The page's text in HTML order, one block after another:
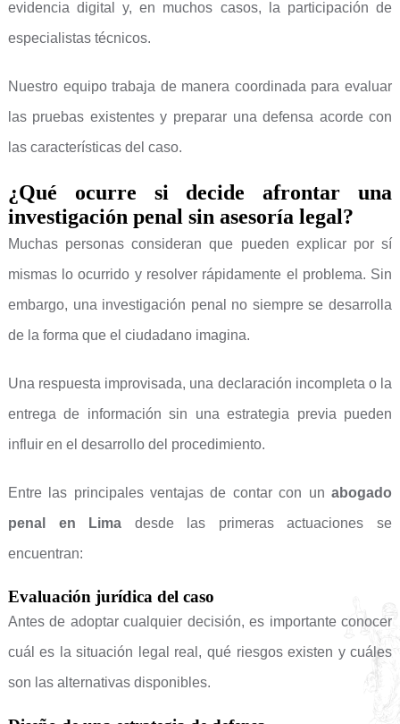
evidencia digital y, en muchos casos, la participación de
especialistas técnicos.
Nuestro equipo trabaja de manera coordinada para evaluar
las pruebas existentes y preparar una defensa acorde con
las características del caso.
¿Qué ocurre si decide afrontar una
investigación penal sin asesoría legal?
Muchas personas consideran que pueden explicar por sí
mismas lo ocurrido y resolver rápidamente el problema. Sin
embargo, una investigación penal no siempre se desarrolla
de la forma que el ciudadano imagina.
Una respuesta improvisada, una declaración incompleta o la
entrega de información sin una estrategia previa pueden
influir en el desarrollo del procedimiento.
Entre las principales ventajas de contar con unabogado
penal en Lima desde las primeras actuaciones se
encuentran:
Evaluación jurídica del caso
Antes de adoptar cualquier decisión, es importante conocer
cuál es la situación legal real, qué riesgos existen y cuáles
son las alternativas disponibles.